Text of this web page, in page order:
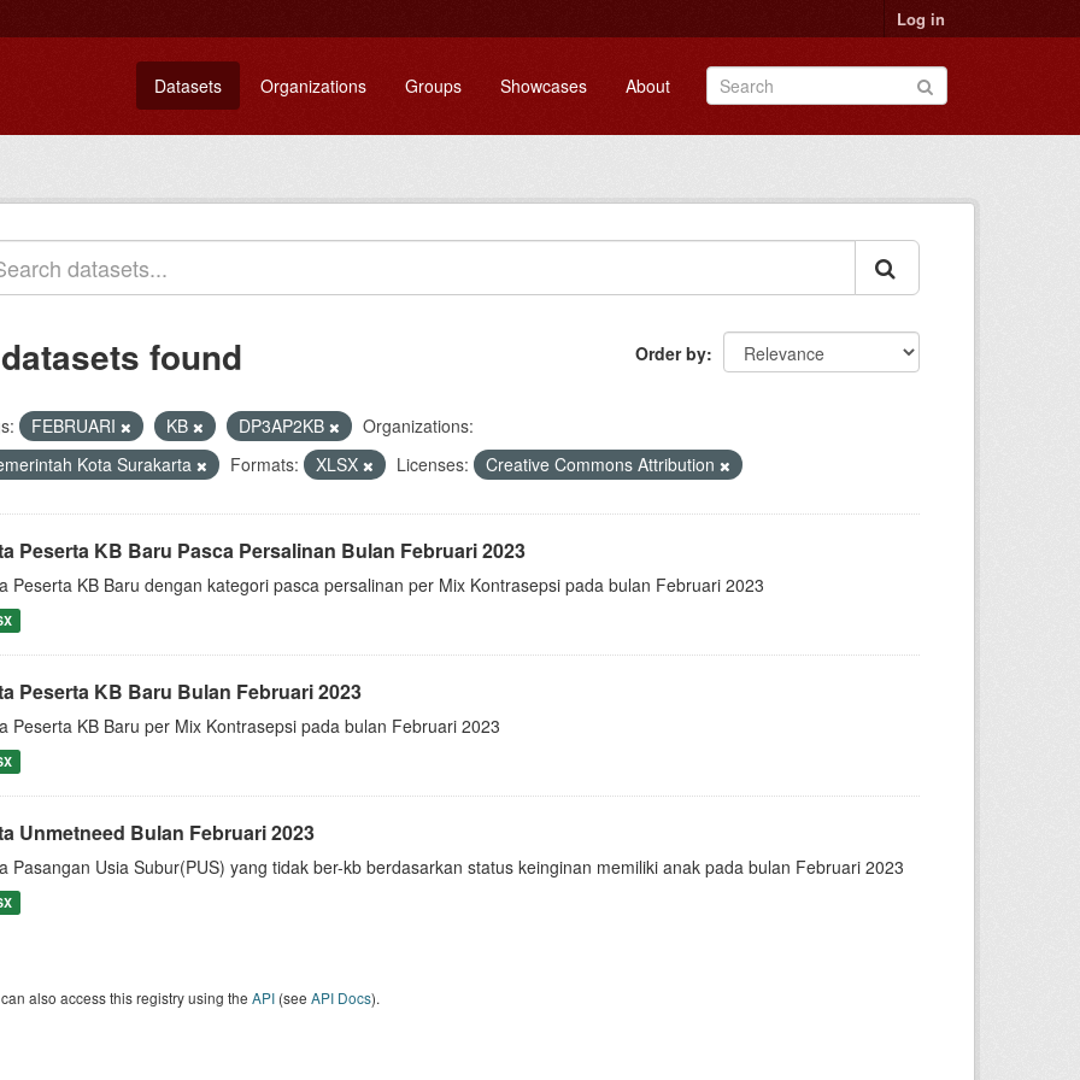
Log in
Datasets Organizations Groups Showcases About
Order by
found
FEBRUARI KB DP3AP2KB
Organizations:
Kota Surakarta
Formats: XLSX Licenses: Creative Commons Attribution
Peserta KB Baru Pasca Persalinan Bulan Februari 2023
Peserta KB Baru dengan kategori pasca persalinan per Mix Kontrasepsi pada bulan Februari 2023
Peserta KB Baru Bulan Februari 2023
Peserta KB Baru per Mix Kontrasepsi pada bulan Februari 2023
Unmetneed Bulan Februari 2023
Pasangan Usia Subur(PUS) yang tidak ber-kb berdasarkan status keinginan memiliki anak pada bulan Februari 2023
also access this registry using the API (see API Docs).